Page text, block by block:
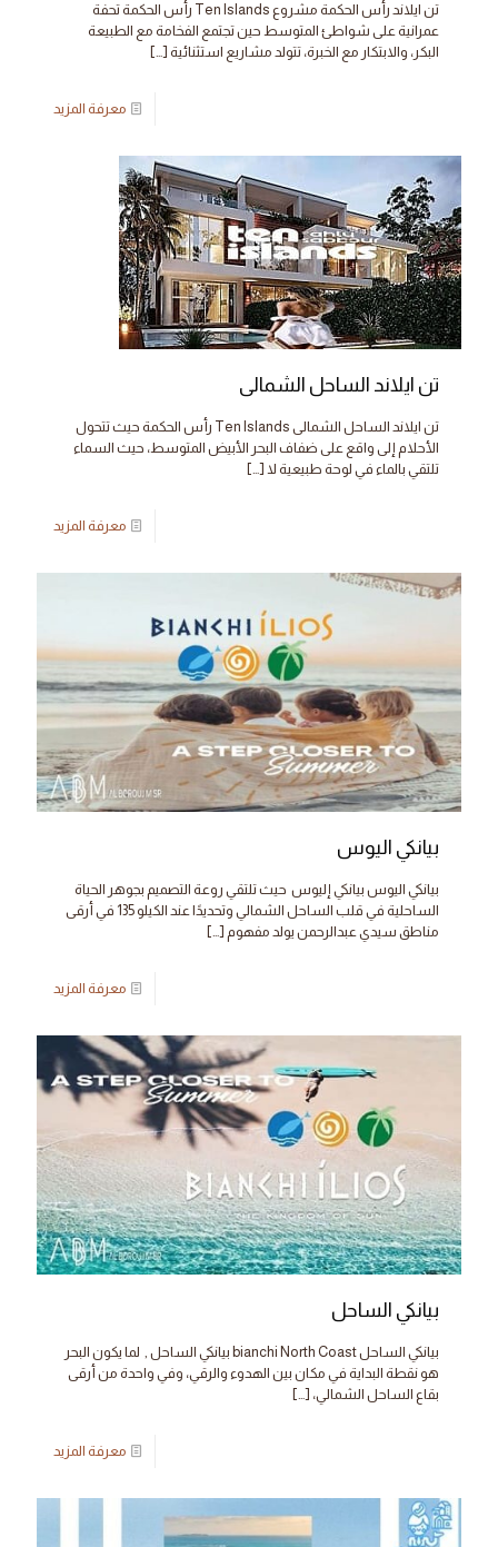
تن ايلاند رأس الحكمة مشروع Ten Islands رأس الحكمة تحفة
عمرانية على شواطئ المتوسط حين تجتمع الفخامة مع الطبيعة
البكر، والابتكار مع الخبرة، تتولد مشاريع استثنائية […]
معرفة المزيد
تن ايلاند الساحل الشمالى
تن ايلاند الساحل الشمالى Ten Islands رأس الحكمة حيث تتحول
الأحلام إلى واقع على ضفاف البحر الأبيض المتوسط، حيث السماء
تلتقي بالماء في لوحة طبيعية لا […]
معرفة المزيد
بيانكي اليوس
بيانكي اليوس بيانكي إليوس حيث تلتقي روعة التصميم بجوهر الحياة
الساحلية في قلب الساحل الشمالي وتحديدًا عند الكيلو 135 في أرقى
مناطق سيدي عبدالرحمن يولد مفهوم […]
معرفة المزيد
بيانكي الساحل
بيانكي الساحل bianchi North Coast بيانكي الساحل , لما يكون البحر
هو نقطة البداية في مكان بين الهدوء والرقي، وفي واحدة من أرقى
بقاع الساحل الشمالي، […]
معرفة المزيد